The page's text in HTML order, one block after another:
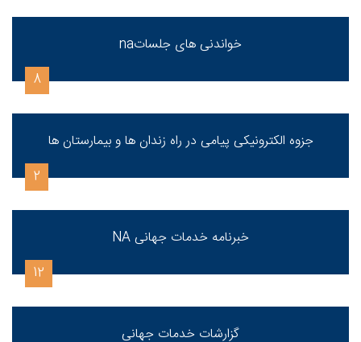
خواندنی های جلساتna
8
جزوه الکترونیکی پیامی در راه زندان ها و بیمارستان ها
2
خبرنامه خدمات جهانی NA
12
گزارشات خدمات جهانی